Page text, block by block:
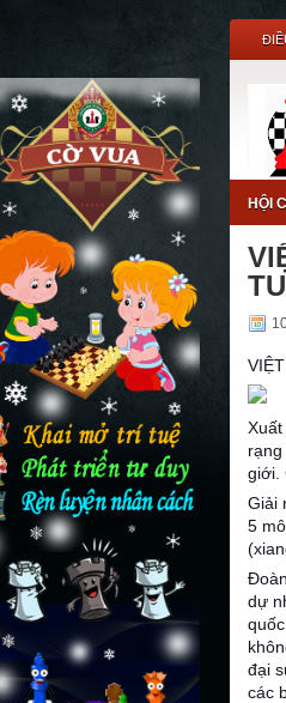
Cờ Vua -
HỘI
giới.
Giải
5
dự
đại
các